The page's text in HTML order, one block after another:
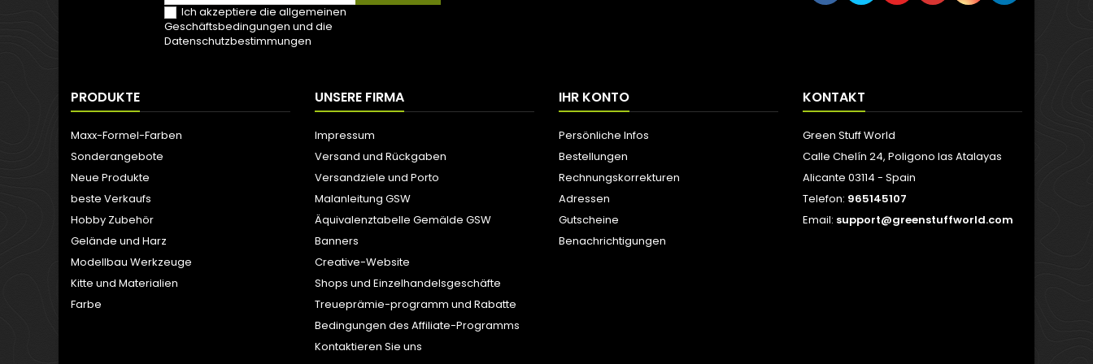
Ich akzeptiere die allgemeinen
Geschäftsbedingungen und die
Datenschutzbestimmungen
PRODUKTE
Maxx-Formel-Farben
Sonderangebote
Neue Produkte
beste Verkaufs
Hobby Zubehör
Gelände und Harz
Modellbau Werkzeuge
Kitte und Materialien
Farbe
UNSERE FIRMA
Impressum
Versand und Rückgaben
Versandziele und Porto
Malanleitung GSW
Äquivalenztabelle Gemälde GSW
Banners
Creative-Website
Shops und Einzelhandelsgeschäfte
Treueprämie-programm und Rabatte
Bedingungen des Affiliate-Programms
Kontaktieren Sie uns
IHR KONTO
Persönliche Infos
Bestellungen
Rechnungskorrekturen
Adressen
Gutscheine
Benachrichtigungen
KONTAKT
Green Stuff World
Calle Chelín 24, Poligono las Atalayas
Alicante 03114 - Spain
Telefon: 965145107
Email: support@greenstuffworld.com